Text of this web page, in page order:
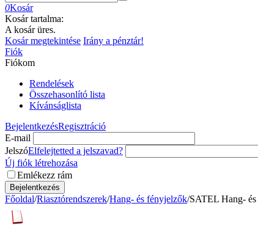
0Kosár
Kosár tartalma:
A kosár üres.
Kosár megtekintése Irány a pénztár!
Fiók
Fiókom
Rendelések
Összehasonlító lista
Kívánságlista
BejelentkezésRegisztráció
E-mail
JelszóElfelejtetted a jelszavad?
Új fiók létrehozása
Emlékezz rám
Bejelentkezés
Főoldal/Riasztórendszerek/Hang- és fényjelzők/SATEL Hang-